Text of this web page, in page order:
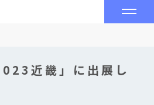
近畿」に出展し